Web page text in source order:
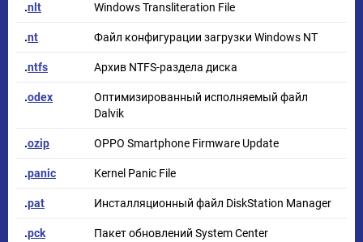
.nlt Windows Transliteration File
.nt Файл конфигурации загрузки Windows NT
.ntfs Архив NTFS-раздела диска
.odex
Оптимизированный исполняемый файл
Dalvik
.ozip OPPO Smartphone Firmware Update
.panic Kernel Panic File
.pat Инсталляционный файл DiskStation Manager
.pck
Пакет обновлений System Center